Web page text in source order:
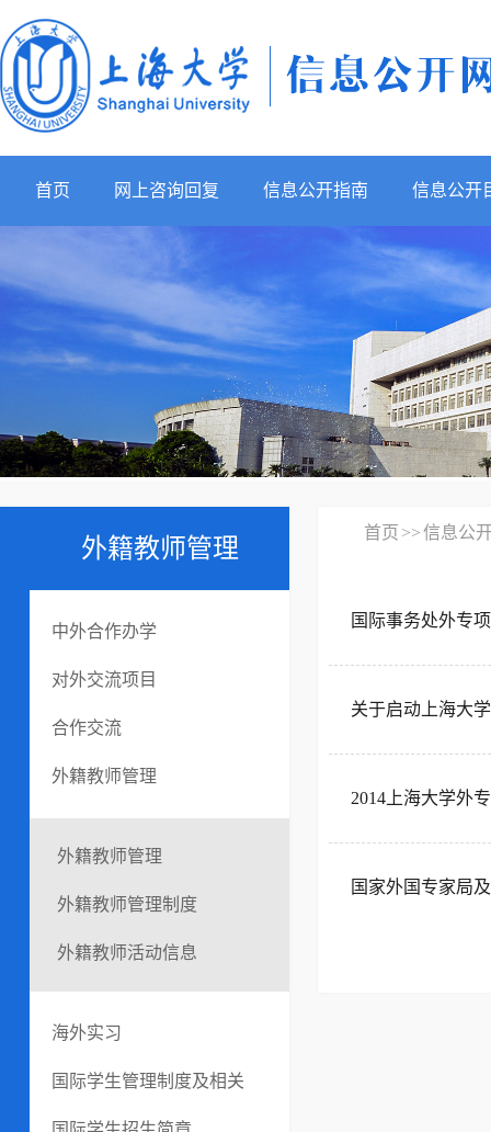
首页 网上咨询回复 信息公开指南 信息公开
外籍教师管理
中外合作办学
对外交流项目
合作交流
外籍教师管理
外籍教师管理
外籍教师管理制度
外籍教师活动信息
海外实习
国际学生管理制度及相关
首页 >>信息公
国际事务处外专
关于启动上海大
2014上海大学外
国家外国专家局